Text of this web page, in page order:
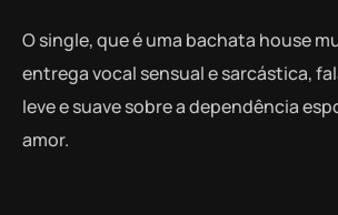
O single, que é uma bachata house
entrega vocal sensual e sarcástica,
leve e suave sobre a dependência
amor.